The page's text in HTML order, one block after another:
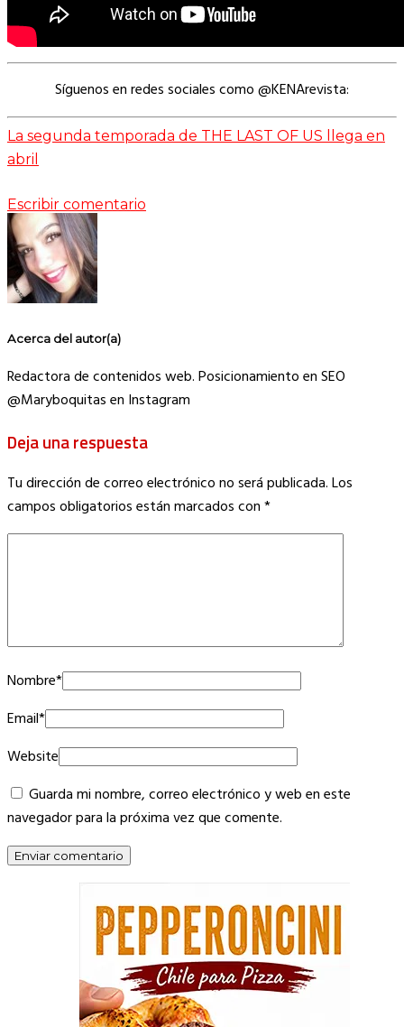
Síguenos en redes sociales como @KENArevista:
La segunda temporada de THE LAST OF US llega en
abril
Escribir comentario
Acerca del autor(a)
Redactora de contenidos web. Posicionamiento en SEO
@Maryboquitas en Instagram
Deja una respuesta
Tu dirección de correo electrónico no será publicada.Los
campos obligatorios están marcados con*
Nombre*
Email*
Website
Guarda mi nombre, correo electrónico y web en este
navegador para la próxima vez que comente.